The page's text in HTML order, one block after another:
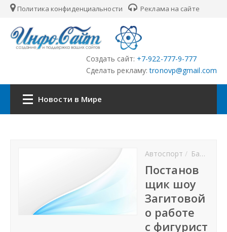
Политика конфиденциальности Реклама на сайте
Создать сайт: +7-922-777-9-777
Сделать рекламу: tronovp@gmail.com
Новости в Мире
Городские сайты
Партнёры
Автоспорт Баскетбол
Постанов
щик шоу
Загитовой
о работе
с фигурист